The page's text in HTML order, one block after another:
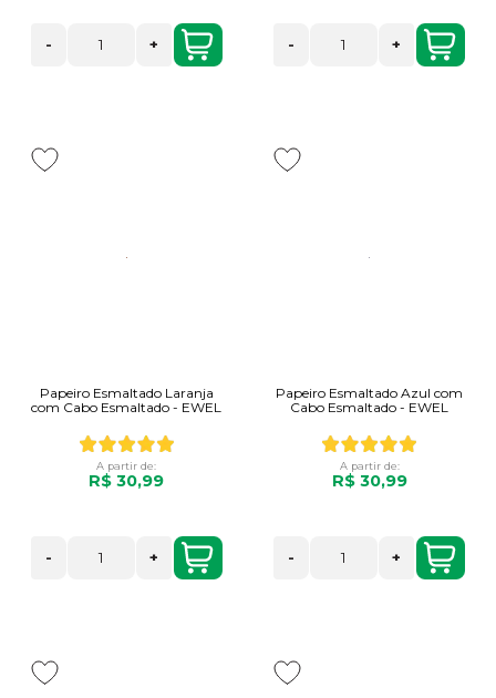
- + - +
Papeiro Esmaltado Laranja
com Cabo Esmaltado - EWEL
A partir de:
R$ 30,99
- +
Papeiro Esmaltado Azul com
Cabo Esmaltado - EWEL
A partir de:
R$ 30,99
- +